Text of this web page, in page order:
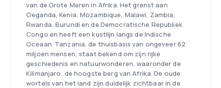
van de Grote Meren in Afrika. Het grenst aan
Oeganda, Kenia, Mozambique, Malawi, Zambia,
Rwanda, Burundi en de Democratische Republiek
Congo en heeft een kustlijn langs de Indische
Oceaan. Tanzania, de thuisbasis van ongeveer 62
miljoen mensen, staat bekend om zijn rijke
geschiedenis en natuurwonderen, waaronder de
Kilimanjaro, de hoogste berg van Afrika. De oude
wortels van het land zijn duidelijk zichtbaar in de